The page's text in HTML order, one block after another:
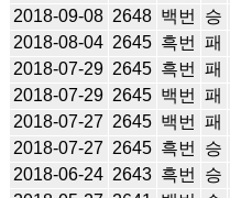
2018-09-08 2648 백번 승
2018-08-04 2645 흑번 패
2018-07-29 2645 흑번 패
2018-07-29 2645 백번 패
2018-07-27 2645 백번 패
2018-07-27 2645 흑번 승
2018-06-24 2643 흑번 승